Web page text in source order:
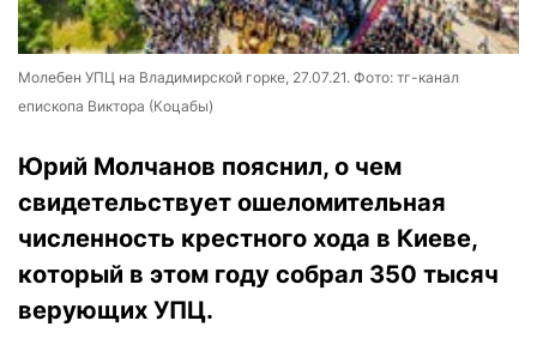
Молебен УПЦ на Владимирской горке, 27.07.21. Фото: тг-канал
епископа Виктора (Коцабы)
Юрий Молчанов пояснил, о чем
свидетельствует ошеломительная
численность крестного хода в Киеве,
который в этом году собрал 350 тысяч
верующих УПЦ.